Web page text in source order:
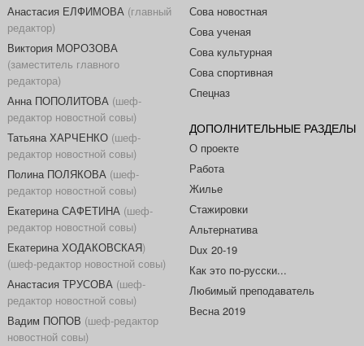
Анастасия ЕЛФИМОВА (главный
редактор)
Виктория МОРОЗОВА
(заместитель главного
редактора)
Анна ПОПОЛИТОВА (шеф-
редактор новостной совы)
Татьяна ХАРЧЕНКО(шеф-
редактор новостной совы)
Полина ПОЛЯКОВА (шеф-
редактор новостной совы)
Екатерина САФЕТИНА (шеф-
редактор новостной совы)
Екатерина ХОДАКОВСКАЯ)
(шеф-редактор новостной совы)
Анастасия ТРУСОВА (шеф-
редактор новостной совы)
Вадим ПОПОВ (шеф-редактор
новостной совы)
Сова новостная
Сова ученая
Сова культурная
Сова спортивная
Спецназ
ДОПОЛНИТЕЛЬНЫЕ РАЗДЕЛЫ
О проекте
Работа
Жилье
Стажировки
Альтернатива
Dux 20-19
Как это по-русски...
Любимый преподаватель
Весна 2019